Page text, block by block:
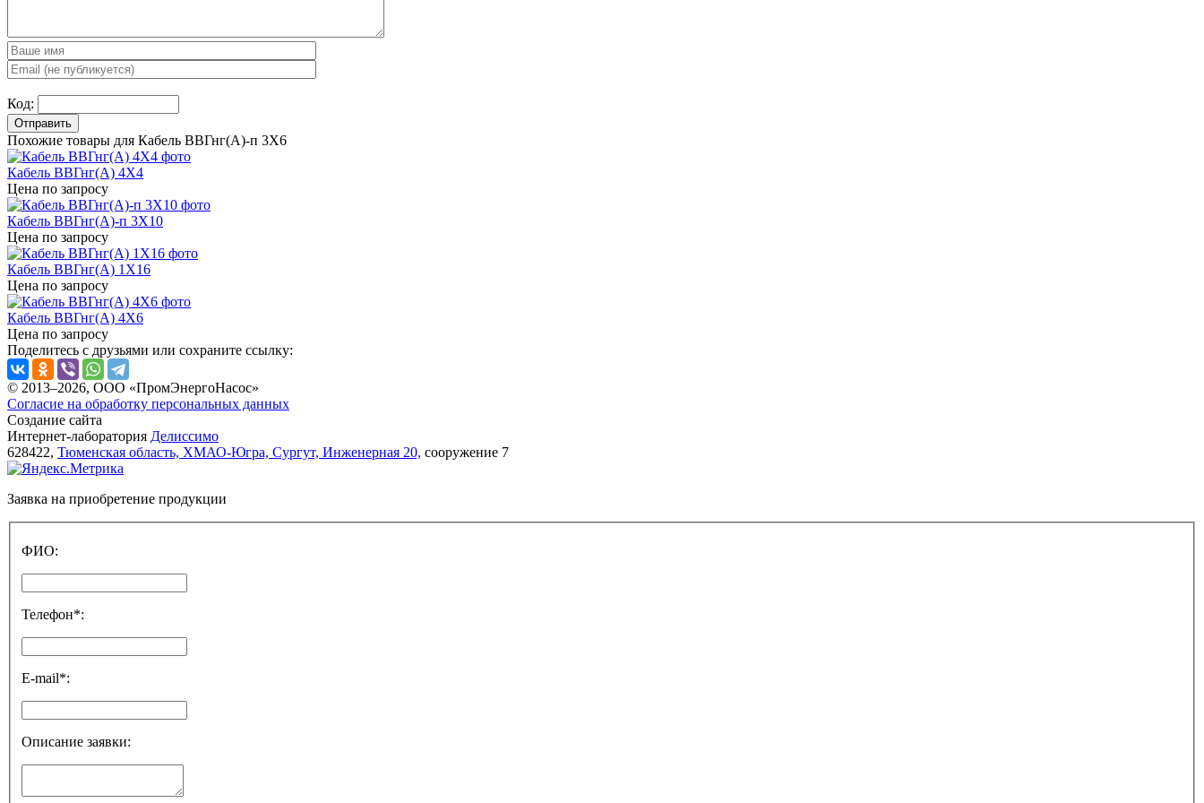
Код:
Отправить
Похожие товары для Кабель ВВГнг(А)-п 3X6
Кабель ВВГнг(А) 4X4
Цена по запросу
Кабель ВВГнг(А)-п 3X10
Цена по запросу
Кабель ВВГнг(А) 1X16
Цена по запросу
Кабель ВВГнг(А) 4X6
Цена по запросу
Поделитесь с друзьями или сохраните ссылку:
© 2013–2026, ООО «ПромЭнергоНасос»
Согласие на обработку персональных данных
Создание сайта
Интернет-лаборатория Делиссимо
628422, Тюменская область, ХМАО-Югра, Сургут, Инженерная 20, сооружение 7
Заявка на приобретение продукции
ФИО:
Телефон*:
E-mail*:
Описание заявки: